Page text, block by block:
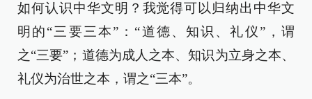
如何认识中华文明？我觉得可以归纳出中华文
明的“三要三本”：“道德、知识、礼仪”，谓
之“三要”；道德为成人之本、知识为立身之本、
礼仪为治世之本，谓之“三本”。